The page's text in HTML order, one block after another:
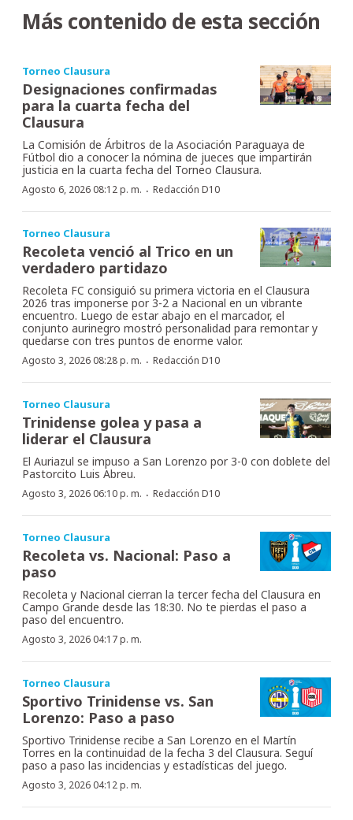
Más contenido de esta sección
Torneo Clausura
Designaciones confirmadas
para la cuarta fecha del
Clausura
La Comisión de Árbitros de la Asociación Paraguaya de
Fútbol dio a conocer la nómina de jueces que impartirán
justicia en la cuarta fecha del Torneo Clausura.
Agosto 6, 2026 08:12 p. m. · Redacción D10
Torneo Clausura
Recoleta venció al Trico en un
verdadero partidazo
Recoleta FC consiguió su primera victoria en el Clausura
2026 tras imponerse por 3-2 a Nacional en un vibrante
encuentro. Luego de estar abajo en el marcador, el
conjunto aurinegro mostró personalidad para remontar y
quedarse con tres puntos de enorme valor.
Agosto 3, 2026 08:28 p. m. · Redacción D10
Torneo Clausura
Trinidense golea y pasa a
liderar el Clausura
El Auriazul se impuso a San Lorenzo por 3-0 con doblete del
Pastorcito Luis Abreu.
Agosto 3, 2026 06:10 p. m. · Redacción D10
Torneo Clausura
Recoleta vs. Nacional: Paso a
paso
Recoleta y Nacional cierran la tercer fecha del Clausura en
Campo Grande desde las 18:30. No te pierdas el paso a
paso del encuentro.
Agosto 3, 2026 04:17 p. m.
Torneo Clausura
Sportivo Trinidense vs. San
Lorenzo: Paso a paso
Sportivo Trinidense recibe a San Lorenzo en el Martín
Torres en la continuidad de la fecha 3 del Clausura. Seguí
paso a paso las incidencias y estadísticas del juego.
Agosto 3, 2026 04:12 p. m.